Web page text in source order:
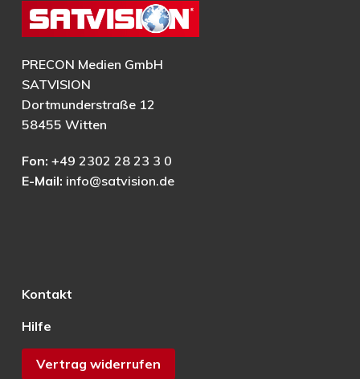
PRECON Medien GmbH
SATVISION
Dortmunderstraße 12
58455 Witten
Fon: +49 2302 28 23 3 0
E-Mail: info@satvision.de
Kontakt
Hilfe
Vertrag widerrufen